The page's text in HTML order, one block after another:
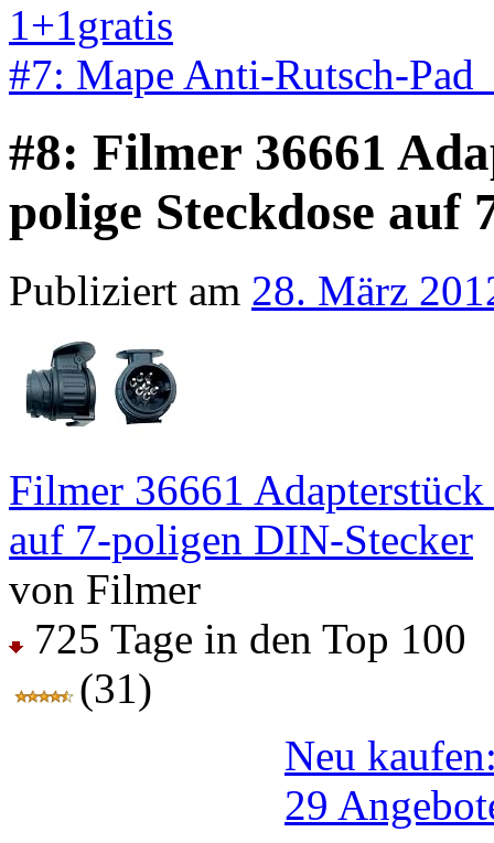
1+1gratis
#7: Mape Anti-Rutsch-Pad
#8: Filmer 36661
polige Steckdose auf
Publiziert am 28. März
Filmer 36661
auf 7-poligen DIN-Stecker
von Filmer
725 Tage in den Top 100
(31)
Neu
29